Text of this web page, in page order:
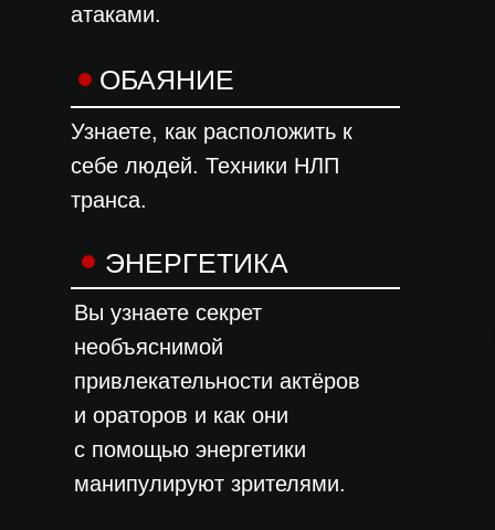
атаками.
Узнаете, как расположить к
себе людей. Техники НЛП
транса.
Вы узнаете секрет
необъяснимой
привлекательности актёров
и ораторов и как они
с помощью энергетики
манипулируют зрителями.
ОБАЯНИЕ
ЭНЕРГЕТИКА